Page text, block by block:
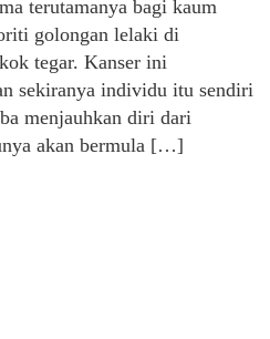
terutamanya bagi kaum
golongan lelaki di
tegar. Kanser ini
sekiranya individu itu sendiri
menjauhkan diri dari
akan bermula […]